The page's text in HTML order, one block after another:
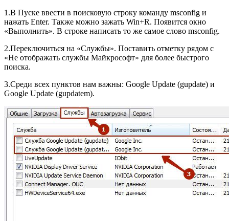
1.В Пуске ввести в поисковую строку команду msconfig и
нажать Enter. Также можно зажать Win+R. Появится окно
«Выполнить». В строке написать то же самое слово msconfig.
2.Переключиться на «Службы». Поставить отметку рядом с
«Не отображать службы Майкрософт» для более быстрого
поиска.
3.Среди всех пунктов нам важны: Google Update (gupdate) и
Google Update (gupdatem).